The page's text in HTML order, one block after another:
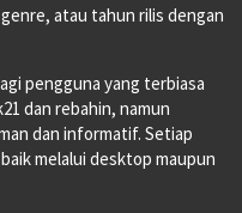
atau tahun rilis dengan
pengguna yang terbiasa
dan rebahin, namun
dan informatif. Setiap
melalui desktop maupun